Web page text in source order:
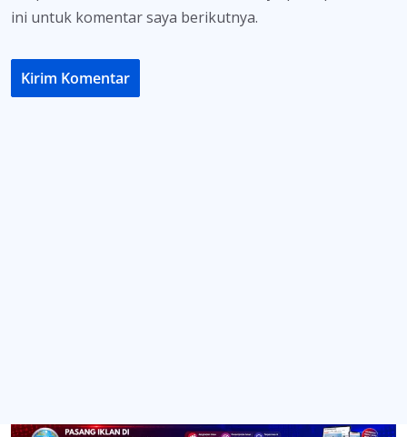
ini untuk komentar saya berikutnya.